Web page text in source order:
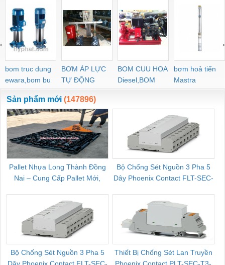
bom truc dung
ewara,bom bu
ewara
BƠM ÁP LỰC
TỰ ĐỘNG
BOM CUU HOA
Diesel,BOM
CHUA CHAY
bơm hoả tiển
Mastra
‹ ›
Sản phẩm mới (147896)
Pallet Nhựa Long Thành Đồng
Nai – Cung Cấp Pallet Mới,
Bộ Chống Sét Nguồn 3 Pha 5
Dây Phoenix Contact FLT-SEC-
Bộ Chống Sét Nguồn 3 Pha 5
Dây Phoenix Contact FLT-SEC-
Thiết Bị Chống Sét Lan Truyền
Phoenix Contact PLT-SEC-T3-